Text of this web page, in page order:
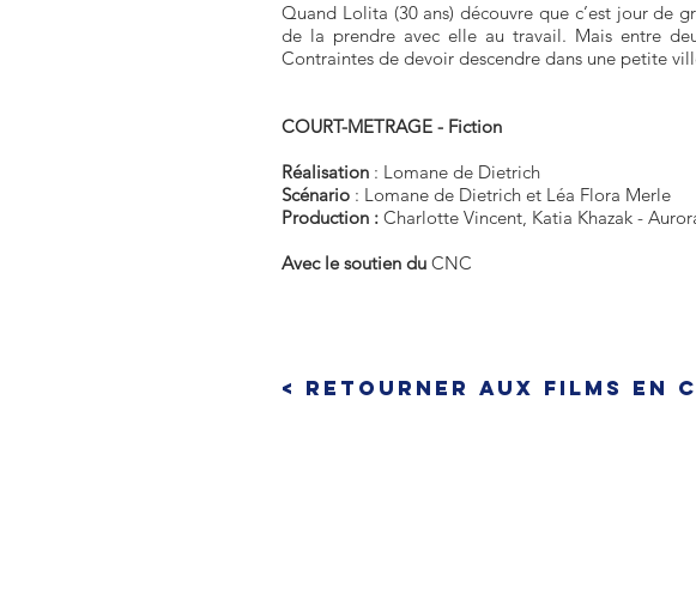
Quand Lolita (30 ans) découvre que c’est jour de
de la prendre avec elle au travail. Mais entre
Contraintes de devoir descendre dans une petite
COURT-METRAGE - Fiction
Réalisation : Lomane de Dietrich
Scénario : Lomane de Dietrich et Léa Flora Merle
Production : Charlotte Vincent, Katia Khazak -
Avec le soutien du CNC
< Retourner aux films en